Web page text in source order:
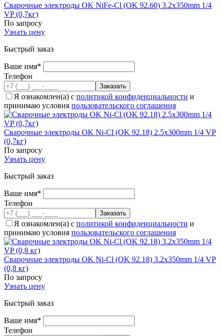
Сварочные электроды OK NiFe-Cl (OK 92.60) 3.2x350mm 1/4
VP (0,7кг)
По запросу
Узнать цену
Быстрый заказ
Ваше имя*
Телефон
Я ознакомлен(а) с политикой конфиденциальности и
принимаю условия пользовательского соглашения
Сварочные электроды OK Ni-Cl (OK 92.18) 2.5x300mm 1/4 VP
(0,7кг)
По запросу
Узнать цену
Быстрый заказ
Ваше имя*
Телефон
Я ознакомлен(а) с политикой конфиденциальности и
принимаю условия пользовательского соглашения
Сварочные электроды OK Ni-Cl (OK 92.18) 3.2x350mm 1/4 VP
(0,8 кг)
По запросу
Узнать цену
Быстрый заказ
Ваше имя*
Телефон